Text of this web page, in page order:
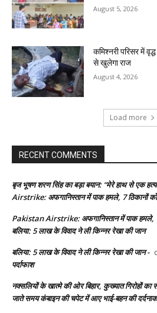
August 5, 2026
कमिश्नरी परिसर में वृद्ध
से खुलेगा राज
August 4, 2026
Load more
RECENT COMMENTS
बृज भूषण शरण सिंह का बड़ा बयान: “मेरे हाथ से एक
Airstrike: अफगानिस्तान में पाक हमले, 7 ठिकानों को
Pakistan Airstrike: अफगानिस्तान में पाक हमले, 7
बलिया: 5 लाख के विवाद ने ली किन्नर रेखा की जान
बलिया: 5 लाख के विवाद ने ली किन्नर रेखा की जान -
पर्दाफाश
नक्सलियों के खात्मे की ओर बिहार, कुख्यात गिरोहों का
जाते समय कंबाइन की चपेट में आए भाई-बहन की